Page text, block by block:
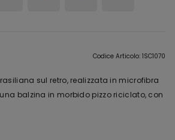
Codice Articolo: 1SC1070
sul retro, realizzata in microfibra
balzina in morbido pizzo riciclato, con
di questo prodotto è realizzata con